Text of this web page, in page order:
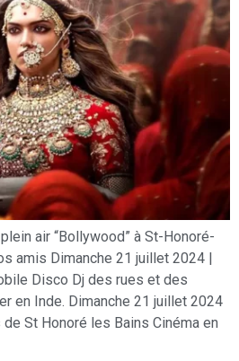
air “Bollywood” à St-Honoré-
amis Dimanche 21 juillet 2024 |
Disco Dj des rues et des
en Inde. Dimanche 21 juillet 2024
St Honoré les Bains Cinéma en